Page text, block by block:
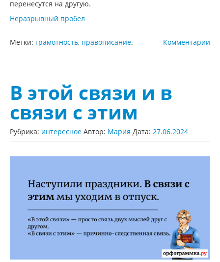
перенесутся на другую.
Неразрывный пробел
Комментарии
Метки: грамотность, правописание.
В этой связи и в
связи с этим
Рубрика: интересное Автор: Мария Дата: 27.06.2024